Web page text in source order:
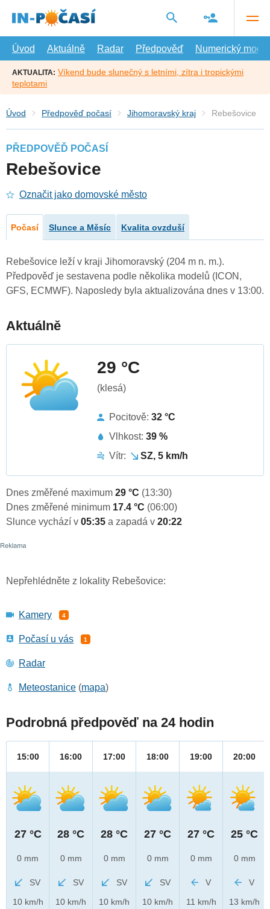
hlavní
Úvod
Aktuálně Radar Předpověď Numerický model
AKTUALITA: Víkend bude slunečný s letními, zítra i tropickými
teplotami
Úvod Předpověď počasí Jihomoravský kraj Rebešovice
PŘEDPOVĚĎ POČASÍ
Rebešovice
Označit jako domovské město
Počasí Slunce a Měsíc Kvalita ovzduší
Rebešovice leží v kraji Jihomoravský (204 m n. m.).
Předpověď je sestavena podle několika modelů (ICON,
GFS, ECMWF). Naposledy byla aktualizována dnes v 13:00.
Aktuálně
29 °C
(klesá)
Pocitově: 32 °C
Vlhkost: 39 %
Vítr:
SZ, 5 km/h
Dnes změřené maximum 29 °C (13:30)
Dnes změřené minimum 17.4 °C (06:00)
Slunce vychází v 05:35 a zapadá v 20:22
Nepřehlédněte z lokality Rebešovice:
Kamery 4
Počasí u vás 1
Radar
Meteostanice (mapa)
Podrobná předpověď na 24 hodin
15:00
27 °C
0 mm
SV
10 km/h
16:00
28 °C
0 mm
SV
10 km/h
17:00
28 °C
0 mm
SV
10 km/h
18:00
27 °C
0 mm
SV
10 km/h
19:00
27 °C
0 mm
V
11 km/h
20:00
25 °C
0 mm
V
13 km/h